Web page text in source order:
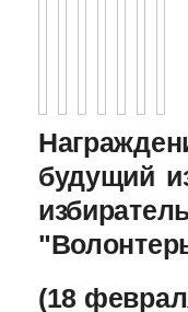
будущий
(18